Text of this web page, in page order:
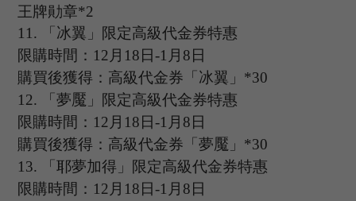
王牌勛章*2
11.
「冰翼」限定高級代金券特惠
限購時間： 12 月 18日-1 月 8日
購買後獲得：高級代金券「冰翼」 *30
12.
「夢魘」限定高級代金券特惠
限購時間： 12 月 18日-1 月 8日
購買後獲得：高級代金券「夢魘」 *30
13.
「耶夢加得」限定高級代金券特惠
限購時間： 12 月 18日-1 月 8日